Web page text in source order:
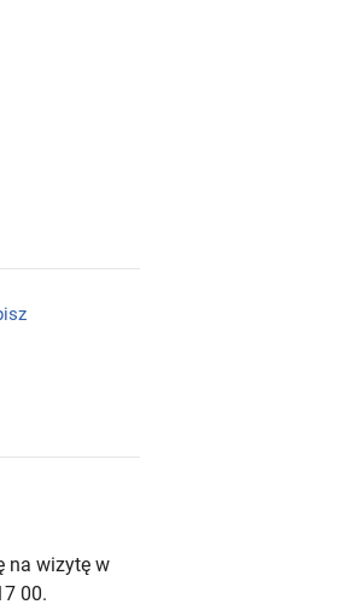
na wizytę w
00.